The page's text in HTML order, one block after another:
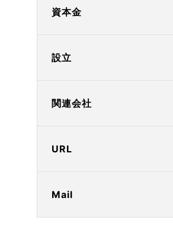
資本金
設立
関連会社
URL
Mail